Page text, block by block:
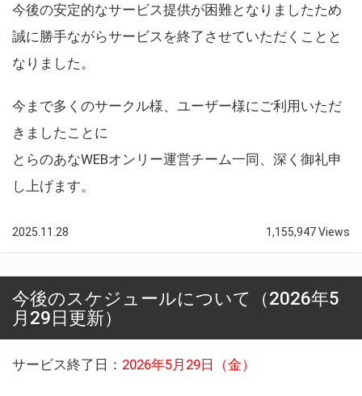
今後の安定的なサービス提供が困難となりましたため
誠に勝手ながらサービスを終了させていただくことと
なりました。
今まで多くのサークル様、ユーザー様にご利用いただ
きましたことに
とらのあなWEBオンリー運営チーム一同、深く御礼申
し上げます。
2025.11.28 1,155,947 Views
今後のスケジュールについて（2026年5
月29日更新）
サービス終了日： 2026年5月29日（金）